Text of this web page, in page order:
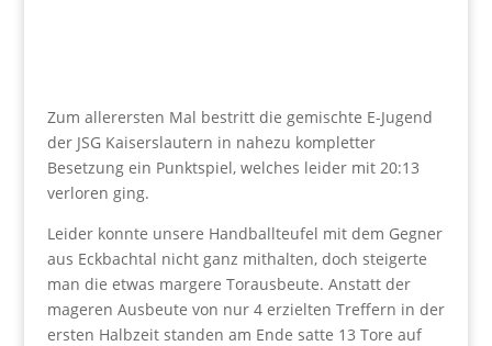
Zum allerersten Mal bestritt die gemischte E-Jugend
der JSG Kaiserslautern in nahezu kompletter
Besetzung ein Punktspiel, welches leider mit 20:13
verloren ging.
Leider konnte unsere Handballteufel mit dem Gegner
aus Eckbachtal nicht ganz mithalten, doch steigerte
man die etwas margere Torausbeute. Anstatt der
mageren Ausbeute von nur 4 erzielten Treffern in der
ersten Halbzeit standen am Ende satte 13 Tore auf